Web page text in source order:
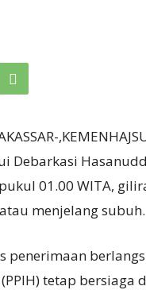
Debarkasi
01.00 WITA,
menjelang subuh.
penerimaan
tetap bersiaga